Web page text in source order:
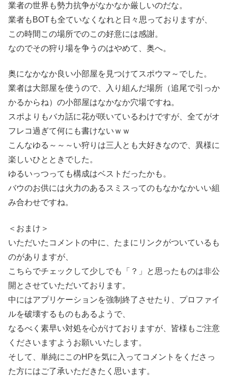
業者の世界も勢力抗争がなかなか厳しいのだな。
業者もBOTも全ていなくなれと日々思っておりますが、
この時間この場所でのこの好意には感謝。
なのでその狩り場を争うのはやめて、奥へ。
奥になかなか良い小部屋を見つけてスポウマ～でした。
業者は大部屋を使うので、入り組んだ場所（追尾で引っか
かるからね）の小部屋はなかなか穴場ですね。
スポよりもバカ話に花が咲いているわけですが、全てがオ
フレコ過ぎて何にも書けないｗｗ
こんなゆる～～～い狩りは三人とも大好きなので、異様に
楽しいひとときでした。
ゆるいっつっても構成はベストだったかも。
バウのお供には火力のあるスミスってのもなかなかいい組
み合わせですね。
＜おまけ＞
いただいたコメントの中に、たまにリンクがついているも
のがありますが、
こちらでチェックして少しでも「？」と思ったものは非公
開とさせていただいております。
中にはアプリケーションを強制終了させたり、プロファイ
ルを破壊するものもあるようで、
なるべく素早い対処を心がけておりますが、皆様もご注意
くださいますようお願いいたします。
そして、単純にこのHPを気に入ってコメントをくださっ
た方にはご了承いただきたく思います。